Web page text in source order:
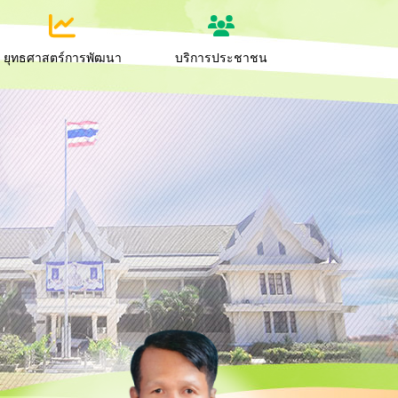
ยุทธศาสตร์การพัฒนา บริการประชาชน